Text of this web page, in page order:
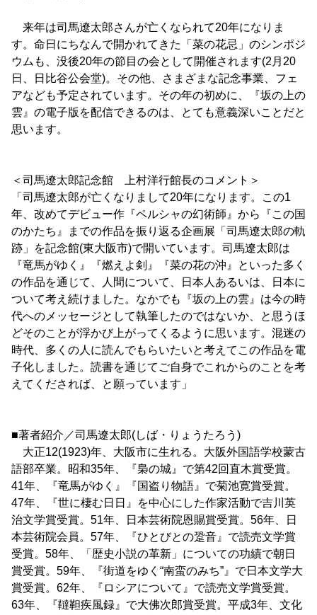
来年は司馬遼太郎さんが亡くなられて20年になりま
す。命日にちなんで開かれてきた「菜の花忌」のシンポジ
ウムも、没後20年の節目の会として開催されます(2月20
日、日比谷公会堂)。その他、さまざまな記念事業、フェ
アなども予定されています。その年の初めに、『坂の上の
雲』の電子版を配信できるのは、とても意義深いことだと
思います。
＜司馬遼太郎記念館 上村洋行館長のコメント＞
「司馬遼太郎が亡くなりまして20年になります。この1
年、改めてデビュー作『ペルシャの幻術師』から『この国
のかたち』までの作品を振り返る企画展「司馬遼太郎の軌
跡」を記念館(東大阪市)で開いています。司馬遼太郎は
『竜馬がゆく』『燃えよ剣』『菜の花の沖』といった多く
の作品を通じて、人間について、日本人あるいは、日本に
ついて考え続けました。なかでも『坂の上の雲』は今の時
代へのメッセージとして執筆したのではないか、と思うほ
どそのことが浮かび上がってくるように思います。混迷の
時代、多くの人に読んでもらいたいと考えてこの作品を電
子化しました。読書を通じてご自身でこれからのことを考
えてくだされば、と願っています」
■著者紹介／司馬遼太郎(しば・りょうたろう)
大正12(1923)年、大阪市に生れる。大阪外国語学校蒙古
語部卒業。昭和35年、『梟の城』で第42回直木賞受賞。
41年、『竜馬がゆく』『国盗り物語』で菊池寛賞受賞。
47年、『世に棲む日日』を中心にした作家活動で吉川英
治文学賞受賞。51年、日本芸術院恩賜賞受賞。56年、日
本芸術院会員。57年、『ひとびとの跫音』で読売文学賞
受賞。58年、「歴史小説の革新」についての功績で朝日
賞受賞。59年、『街道をゆく“南蛮のみち”』で日本文学大
賞受賞。62年、『ロシアについて』で読売文学賞受賞。
63年、『韃靼疾風録』で大佛次郎賞受賞。平成3年、文化